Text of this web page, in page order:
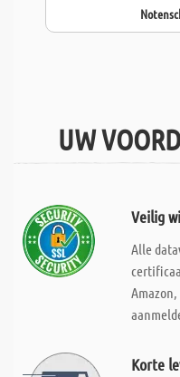
UW
Veilig
Alle
Korte